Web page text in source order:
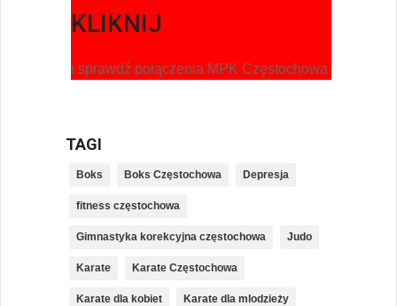
KLIKNIJ
i sprawdź połączenia MPK Częstochowa
TAGI
Boks Boks Częstochowa Depresja
fitness częstochowa
Gimnastyka korekcyjna częstochowa Judo
Karate Karate Częstochowa
Karate dla kobiet Karate dla mlodzieży